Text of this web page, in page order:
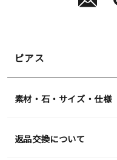
ピアス
素材・石・サイズ・仕様
返品交換について